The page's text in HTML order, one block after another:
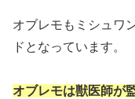
オブレモもミシュワ
ドとなっています。
オブレモは獣医師が